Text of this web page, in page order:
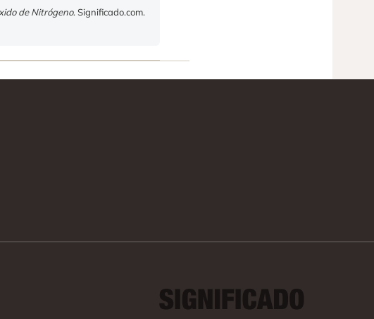
de Nitrógeno. Significado.com.